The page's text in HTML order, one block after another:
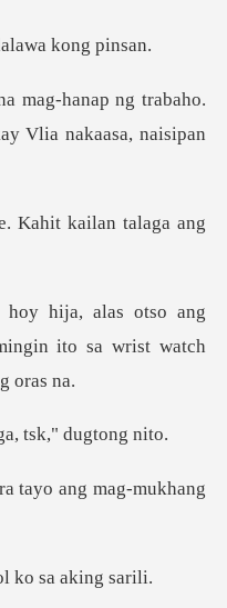
abaho.
Vlia n
Kahit kailan talaga a
ng
ito sa wr
ts
tayo ang mag-mukhang
k